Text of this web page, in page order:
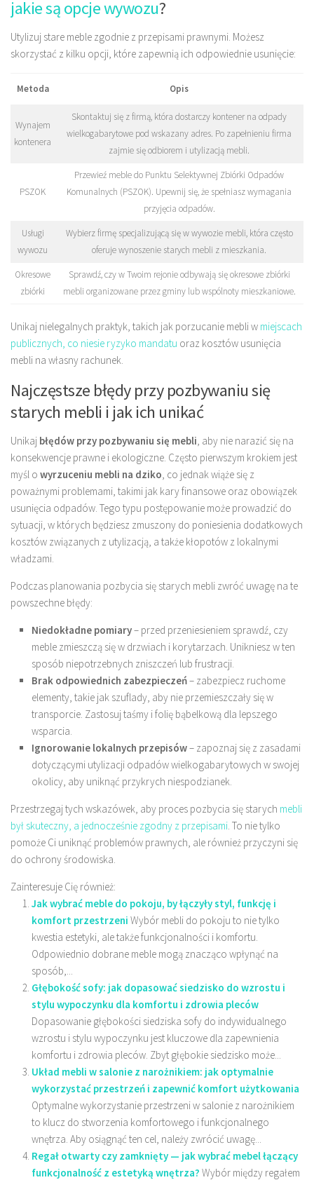
jakie są opcje wywozu?
Utylizuj stare meble zgodnie z przepisami prawnymi. Możesz
skorzystać z kilku opcji, które zapewnią ich odpowiednie usunięcie:
Metoda Opis
Wynajem
kontenera
Skontaktuj się z firmą, która dostarczy kontener na odpady
wielkogabarytowe pod wskazany adres. Po zapełnieniu firma
zajmie się odbiorem i utylizacją mebli.
PSZOK
Przewieź meble do Punktu Selektywnej Zbiórki Odpadów
Komunalnych (PSZOK). Upewnij się, że spełniasz wymagania
przyjęcia odpadów.
Usługi
wywozu
Wybierz firmę specjalizującą się w wywozie mebli, która często
oferuje wynoszenie starych mebli z mieszkania.
Okresowe
zbiórki
Sprawdź, czy w Twoim rejonie odbywają się okresowe zbiórki
mebli organizowane przez gminy lub wspólnoty mieszkaniowe.
Unikaj nielegalnych praktyk, takich jak porzucanie mebli w miejscach
publicznych, co niesie ryzyko mandatu oraz kosztów usunięcia
mebli na własny rachunek.
Najczęstsze błędy przy pozbywaniu się
starych mebli i jak ich unikać
Unikaj błędów przy pozbywaniu się mebli, aby nie narazić się na
konsekwencje prawne i ekologiczne. Często pierwszym krokiem jest
myśl o wyrzuceniu mebli na dziko, co jednak wiąże się z
poważnymi problemami, takimi jak kary finansowe oraz obowiązek
usunięcia odpadów. Tego typu postępowanie może prowadzić do
sytuacji, w których będziesz zmuszony do poniesienia dodatkowych
kosztów związanych z utylizacją, a także kłopotów z lokalnymi
władzami.
Podczas planowania pozbycia się starych mebli zwróć uwagę na te
powszechne błędy:
Niedokładne pomiary– przed przeniesieniem sprawdź, czy
meble zmieszczą się w drzwiach i korytarzach. Unikniesz w ten
sposób niepotrzebnych zniszczeń lub frustracji.
Brak odpowiednich zabezpieczeń– zabezpiecz ruchome
elementy, takie jak szuflady, aby nie przemieszczały się w
transporcie. Zastosuj taśmy i folię bąbelkową dla lepszego
wsparcia.
Ignorowanie lokalnych przepisów– zapoznaj się z zasadami
dotyczącymi utylizacji odpadów wielkogabarytowych w swojej
okolicy, aby uniknąć przykrych niespodzianek.
Przestrzegaj tych wskazówek, aby proces pozbycia się starych mebli
był skuteczny, a jednocześnie zgodny z przepisami. To nie tylko
pomoże Ci uniknąć problemów prawnych, ale również przyczyni się
do ochrony środowiska.
Zainteresuje Cię również:
Jak wybrać meble do pokoju, by łączyły styl, funkcję i
komfort przestrzeni Wybór mebli do pokoju to nie tylko
kwestia estetyki, ale także funkcjonalności i komfortu.
Odpowiednio dobrane meble mogą znacząco wpłynąć na
sposób,...
Głębokość sofy: jak dopasować siedzisko do wzrostu i
stylu wypoczynku dla komfortu i zdrowia pleców
Dopasowanie głębokości siedziska sofy do indywidualnego
wzrostu i stylu wypoczynku jest kluczowe dla zapewnienia
komfortu i zdrowia pleców. Zbyt głębokie siedzisko może...
Układ mebli w salonie z narożnikiem: jak optymalnie
wykorzystać przestrzeń i zapewnić komfort użytkowania
Optymalne wykorzystanie przestrzeni w salonie z narożnikiem
to klucz do stworzenia komfortowego i funkcjonalnego
wnętrza. Aby osiągnąć ten cel, należy zwrócić uwagę...
Regał otwarty czy zamknięty — jak wybrać mebel łączący
funkcjonalność z estetyką wnętrza? Wybór między regałem